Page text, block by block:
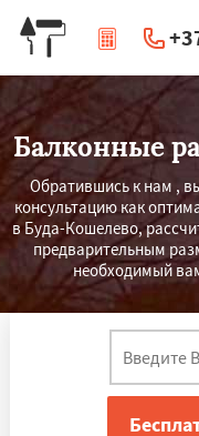
|
Балконные
Обратившись к нам ,
консультацию как
в Буда-Кошелево,
предварительным
необходимый